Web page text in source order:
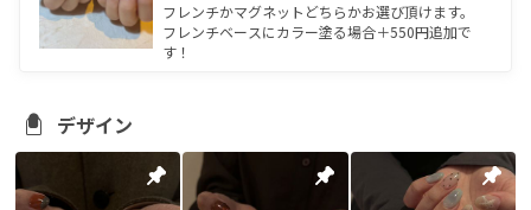
フレンチかマグネットどちらかお選び頂けます。
フレンチベースにカラー塗る場合＋550円追加で
す！
デザイン